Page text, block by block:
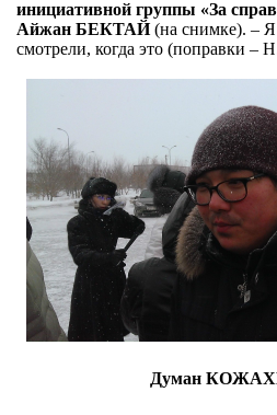
инициативной группы «За
Айжан БЕКТАЙ(на снимке). – Я
смотрели, когда это (поправки –
Думан